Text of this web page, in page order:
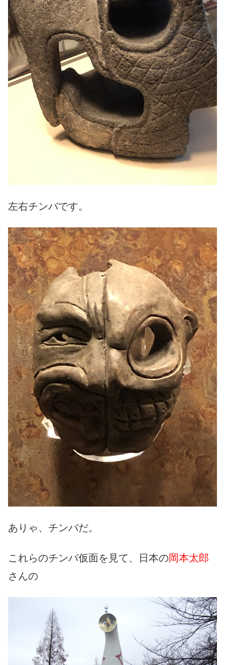
左右チンバです。
ありゃ、チンバだ。
これらのチンバ仮面を見て、日本の岡本太郎
さんの